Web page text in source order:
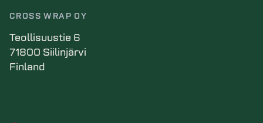
CROSS WRAP OY
Teollisuustie 6
71800 Siilinjärvi
Finland